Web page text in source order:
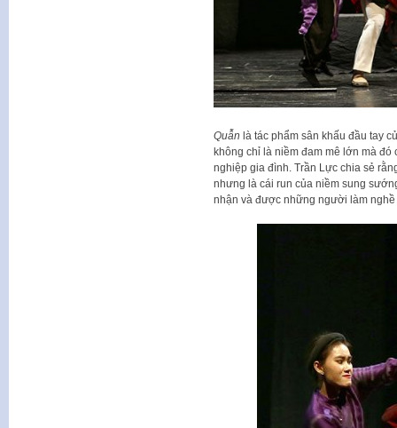
Quẫn là tác phẩm sân khấu đầu tay
không chỉ là niềm đam mê lớn mà
nghiệp gia đình. Trần Lực chia sẻ
nhưng là cái run của niềm sung
nhận và được những người làm nghề